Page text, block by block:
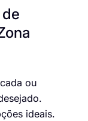
ou
ideais.